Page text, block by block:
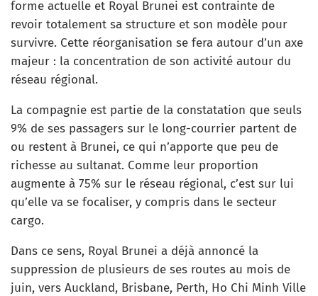
forme actuelle et Royal Brunei est contrainte de
revoir totalement sa structure et son modèle pour
survivre. Cette réorganisation se fera autour d’un axe
majeur : la concentration de son activité autour du
réseau régional.
La compagnie est partie de la constatation que seuls
9% de ses passagers sur le long-courrier partent de
ou restent à Brunei, ce qui n’apporte que peu de
richesse au sultanat. Comme leur proportion
augmente à 75% sur le réseau régional, c’est sur lui
qu’elle va se focaliser, y compris dans le secteur
cargo.
Dans ce sens, Royal Brunei a déjà annoncé la
suppression de plusieurs de ses routes au mois de
juin, vers Auckland, Brisbane, Perth, Ho Chi Minh Ville